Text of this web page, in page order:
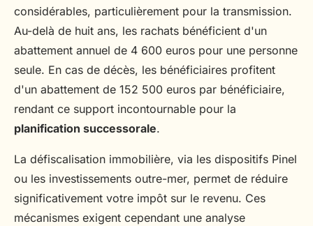
considérables, particulièrement pour la transmission.
Au-delà de huit ans, les rachats bénéficient d'un
abattement annuel de 4 600 euros pour une personne
seule. En cas de décès, les bénéficiaires profitent
d'un abattement de 152 500 euros par bénéficiaire,
rendant ce support incontournable pour la
planification successorale.
La défiscalisation immobilière, via les dispositifs Pinel
ou les investissements outre-mer, permet de réduire
significativement votre impôt sur le revenu. Ces
mécanismes exigent cependant une analyse